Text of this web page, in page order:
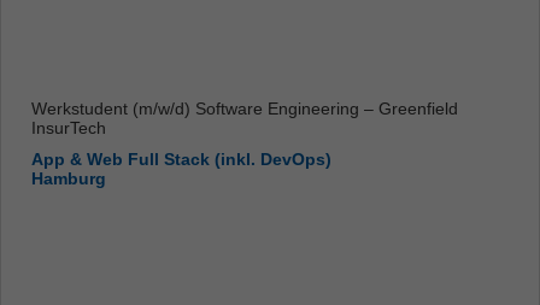
Werkstudent (m/w/d) Software Engineering – Greenfield
InsurTech
App & Web Full Stack (inkl. DevOps)
Hamburg